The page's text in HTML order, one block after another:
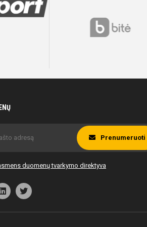
duomenų tvarkymo direktyva
Prenumeruoti